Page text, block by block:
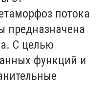
потока
предназначена
С целью
функций и